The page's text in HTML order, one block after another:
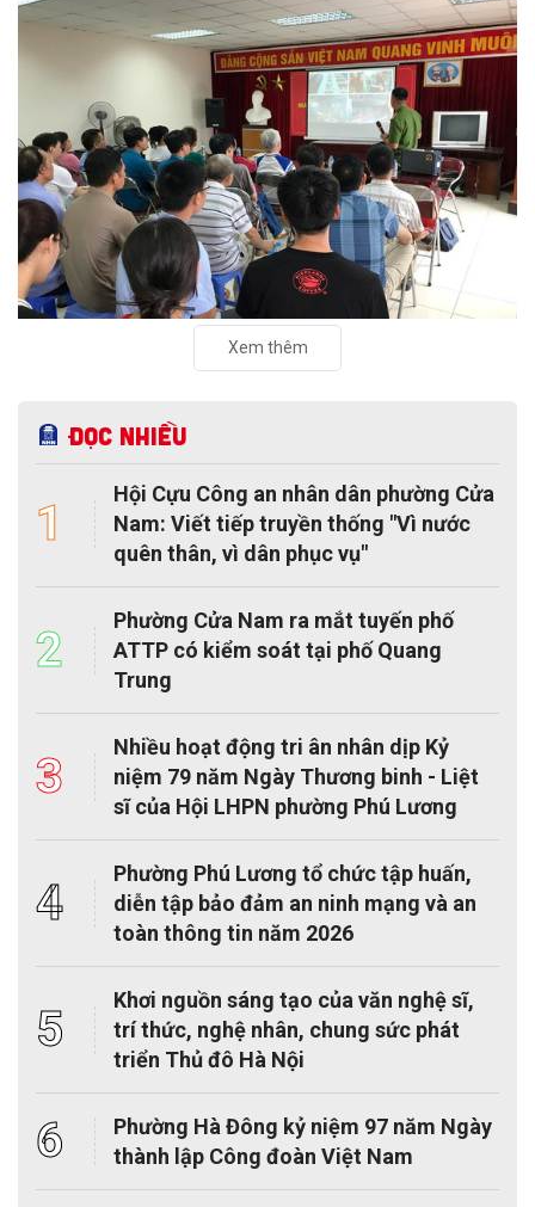
khu vực số 13 - Phòng Cảnh sát PCCC&CNCH, Công an thành
phố Hà Nội đã phối hợp với Ban quản lý hai tòa nhà chung cư
96A và 96B Định Công (phường Phương Liệt, thành phố Hà Nội)
tổ chức buổi tuyên truyền, phổ biến kiến thức và kỹ năng về
PCCC&CNCH.
Xem thêm
Đọc nhiều
1
Hội Cựu Công an nhân dân phường Cửa
Nam: Viết tiếp truyền thống "Vì nước
quên thân, vì dân phục vụ"
2
Phường Cửa Nam ra mắt tuyến phố
ATTP có kiểm soát tại phố Quang
Trung
3
Nhiều hoạt động tri ân nhân dịp Kỷ
niệm 79 năm Ngày Thương binh - Liệt
sĩ của Hội LHPN phường Phú Lương
4
Phường Phú Lương tổ chức tập huấn,
diễn tập bảo đảm an ninh mạng và an
toàn thông tin năm 2026
5
Khơi nguồn sáng tạo của văn nghệ sĩ,
trí thức, nghệ nhân, chung sức phát
triển Thủ đô Hà Nội
6
Phường Hà Đông kỷ niệm 97 năm Ngày
thành lập Công đoàn Việt Nam